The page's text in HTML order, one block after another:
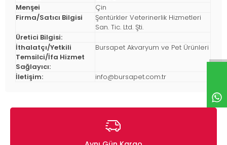
Menşei
Çin
Firma/Satıcı Bilgisi
Şentürkler Veterinerlik Hizmetleri
San. Tic. Ltd. Şti.
Üretici Bilgisi:
İthalatçı/Yetkili
Temsilci/İfa Hizmet
Sağlayıcı:
Bursapet Akvaryum ve Pet Ürünleri
İletişim: info@bursapet.com.tr